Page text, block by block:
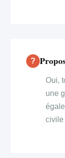
Oui,
une
civile